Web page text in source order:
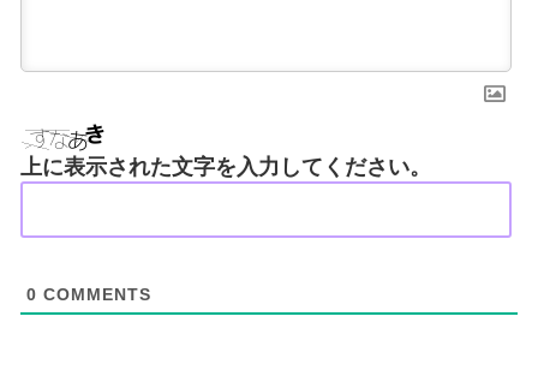
上に表示された文字を入力してください。
0 COMMENTS